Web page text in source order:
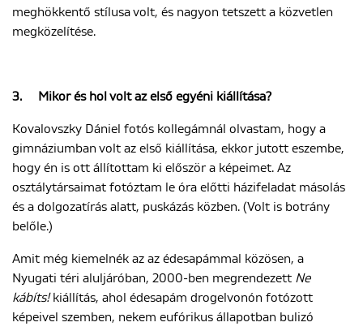
meghökkentő stílusa volt, és nagyon tetszett a közvetlen
megközelítése.
3. Mikor és hol volt az első egyéni kiállítása?
Kovalovszky Dániel fotós kollegámnál olvastam, hogy a
gimnáziumban volt az első kiállítása, ekkor jutott eszembe,
hogy én is ott állítottam ki először a képeimet. Az
osztálytársaimat fotóztam le óra előtti házifeladat másolás
és a dolgozatírás alatt, puskázás közben. (Volt is botrány
belőle.)
Amit még kiemelnék az az édesapámmal közösen, a
Nyugati téri aluljáróban, 2000-ben megrendezett Ne
kábíts! kiállítás, ahol édesapám drogelvonón fotózott
képeivel szemben, nekem eufórikus állapotban bulizó